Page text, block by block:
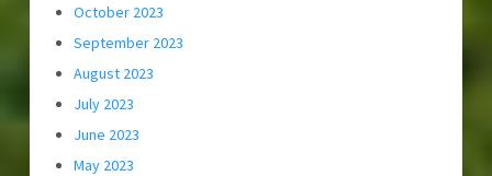
October 2023
September 2023
August 2023
July 2023
June 2023
May 2023